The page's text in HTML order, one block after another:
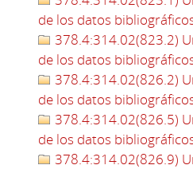
de los datos
378.4:314.02(823.2)
de los datos
378.4:314.02(826.2)
de los datos
378.4:314.02(826.5)
de los datos
378.4:314.02(826.9)